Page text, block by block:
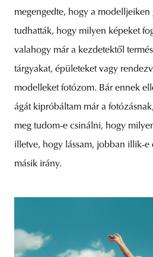
megengedte, hogy a
tudhatták, hogy milyen képeket
valahogy már a kezdetektől
tárgyakat, épületeket vagy
modelleket fotózom. Bár ennek
ágát kipróbáltam már a
meg tudom-e csinálni, hogy
illetve, hogy lássam, jobban illik-e
másik irány.